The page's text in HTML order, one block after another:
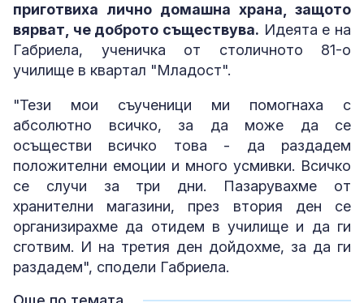
приготвиха лично домашна храна, защото
вярват, че доброто съществува. Идеята е на
Габриела, ученичка от столичното 81-о
училище в квартал "Младост".
"Тези мои съученици ми помогнаха с
абсолютно всичко, за да може да се
осъществи всичко това - да раздадем
положителни емоции и много усмивки. Всичко
се случи за три дни. Пазарувахме от
хранителни магазини, през втория ден се
организирахме да отидем в училище и да ги
сготвим. И на третия ден дойдохме, за да ги
раздадем", сподели Габриела.